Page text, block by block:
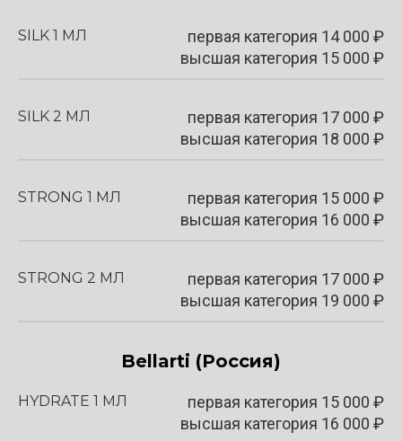
SILK 1 МЛ первая категория 14 000 ₽
высшая категория 15 000 ₽
SILK 2 МЛ первая категория 17 000 ₽
высшая категория 18 000 ₽
STRONG 1 МЛ первая категория 15 000 ₽
высшая категория 16 000 ₽
STRONG 2 МЛ первая категория 17 000 ₽
высшая категория 19 000 ₽
Bellarti (Россия)
HYDRATE 1 МЛ первая категория 15 000 ₽
высшая категория 16 000 ₽